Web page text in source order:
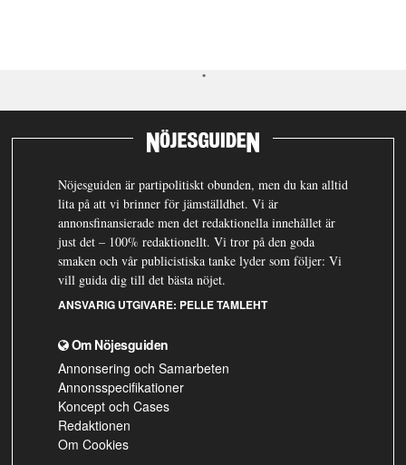
Nöjesguiden är partipolitiskt obunden, men du kan alltid
lita på att vi brinner för jämställdhet. Vi är
annonsfinansierade men det redaktionella innehållet är
just det – 100% redaktionellt. Vi tror på den goda
smaken och vår publicistiska tanke lyder som följer: Vi
vill guida dig till det bästa nöjet.
ANSVARIG UTGIVARE: PELLE TAMLEHT
Om Nöjesguiden
Annonsering och Samarbeten
Annonsspecifikationer
Koncept och Cases
Redaktionen
Om Cookies